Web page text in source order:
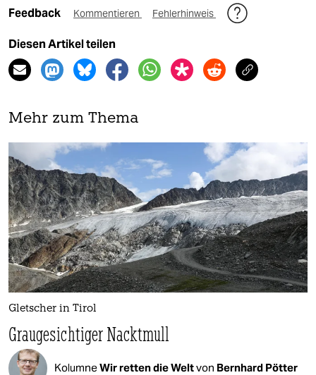
Feedback Kommentieren Fehlerhinweis
Diesen Artikel teilen
Mehr zum Thema
Gletscher in Tirol
Graugesichtiger Nacktmull
KolumneWir retten die Weltvon Bernhard Pötter